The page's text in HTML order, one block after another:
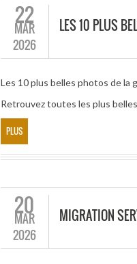
22
MAR
2026
LES 10 PLUS
Les 10 plus belles photos de la
Retrouvez toutes les plus
PLUS
20
MAR
2026
MIGRATION